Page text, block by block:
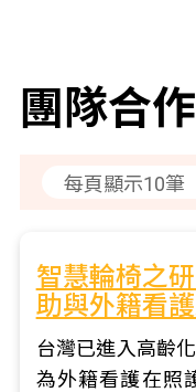
團隊合
智慧輪椅之
助與外籍看
台灣已進入高齡
為外籍看護在照